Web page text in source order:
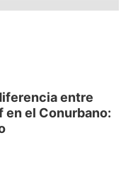
entre
el Conurbano: